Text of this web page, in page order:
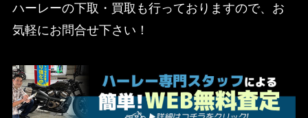
ハーレーの下取・買取も行っておりますので、お
気軽にお問合せ下さい！